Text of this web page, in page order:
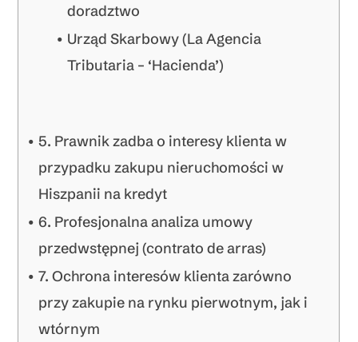
doradztwo
Urząd Skarbowy (La Agencia
Tributaria – ‘Hacienda’)
5. Prawnik zadba o interesy klienta w
przypadku zakupu nieruchomości w
Hiszpanii na kredyt
6. Profesjonalna analiza umowy
przedwstępnej (contrato de arras)
7. Ochrona interesów klienta zarówno
przy zakupie na rynku pierwotnym, jak i
wtórnym